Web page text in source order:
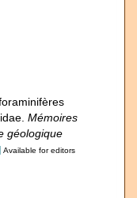
Mémoires
géologique
Available for editors